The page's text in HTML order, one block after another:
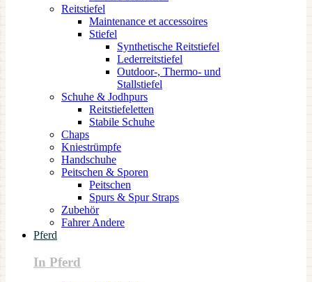
Reitstiefel
Maintenance et accessoires
Stiefel
Synthetische Reitstiefel
Lederreitstiefel
Outdoor-, Thermo- und
Stallstiefel
Schuhe & Jodhpurs
Reitstiefeletten
Stabile Schuhe
Chaps
Kniestrümpfe
Handschuhe
Peitschen & Sporen
Peitschen
Spurs & Spur Straps
Zubehör
Fahrer Andere
Pferd
In Pferd